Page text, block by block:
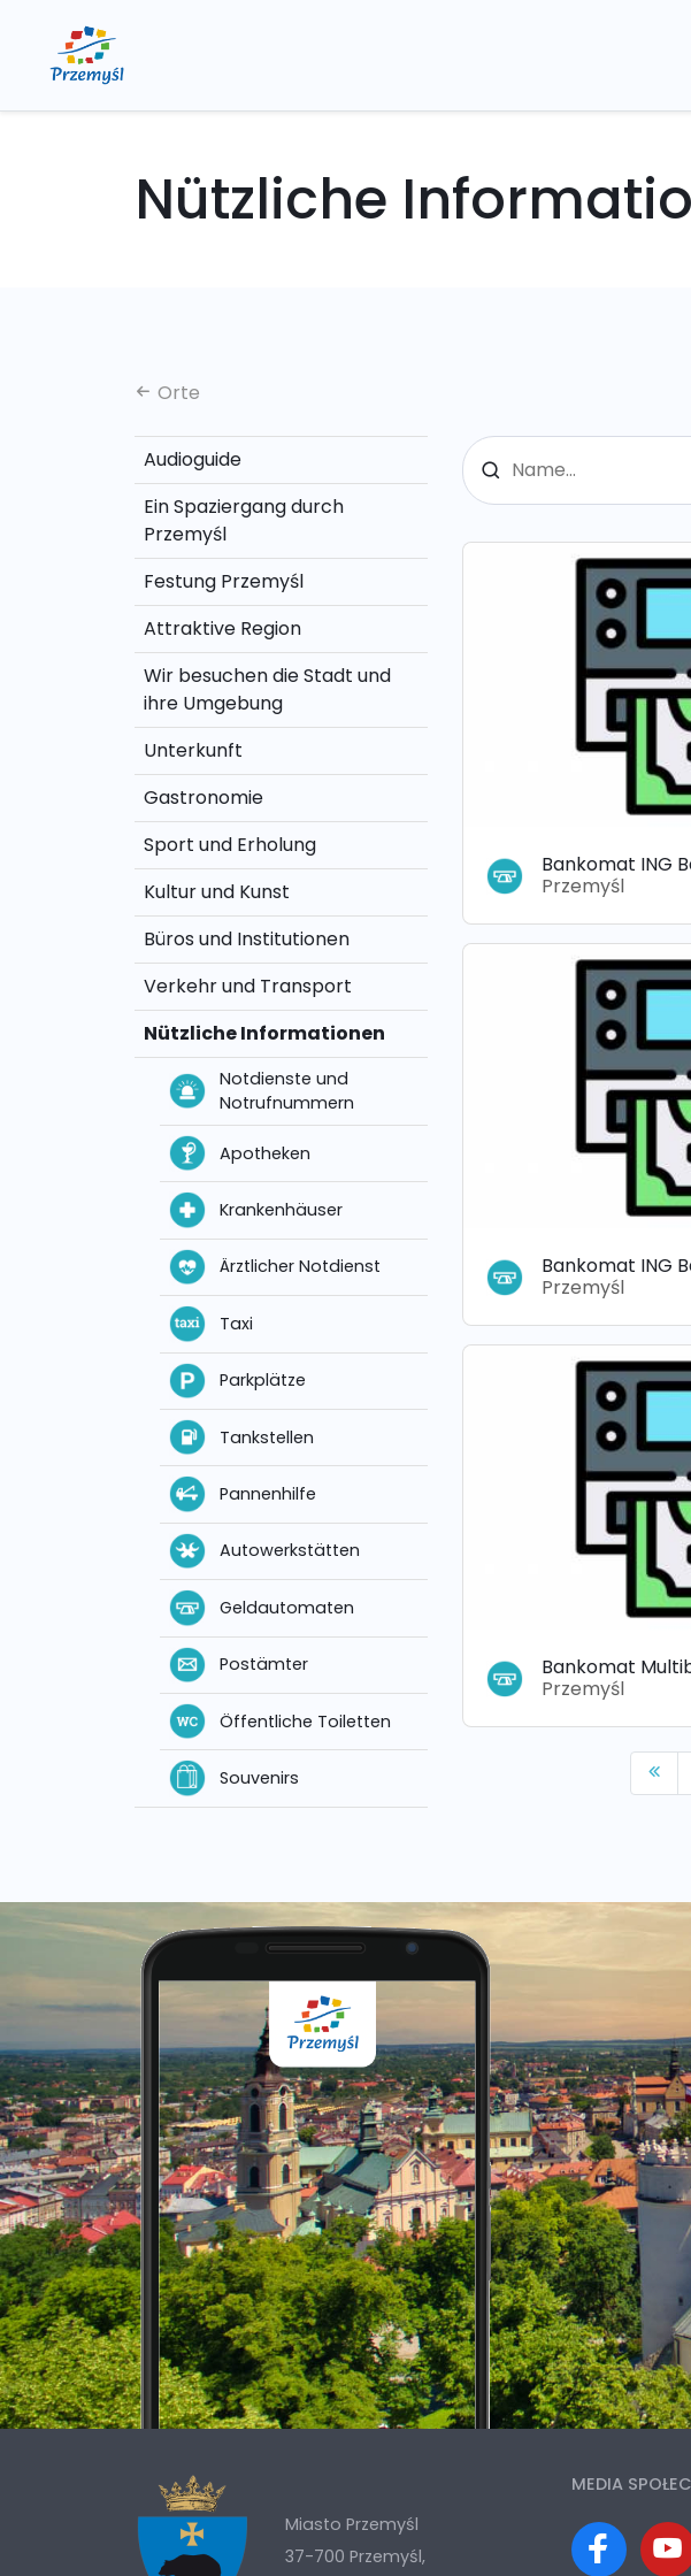
Nützliche
Orte
Bankomat ING
Przemyśl
Bankomat ING
Przemyśl
Bankomat
Przemyśl
Audioguide
Ein Spaziergang durch
Przemyśl
Festung Przemyśl
Attraktive Region
Wir besuchen die Stadt und
ihre Umgebung
Unterkunft
Gastronomie
Sport und Erholung
Kultur und Kunst
Büros und Institutionen
Verkehr und Transport
Nützliche Informationen
Notdienste und
Notrufnummern
Apotheken
Krankenhäuser
Ärztlicher Notdienst
Taxi
Parkplätze
Tankstellen
Pannenhilfe
Autowerkstätten
Geldautomaten
Postämter
Öffentliche Toiletten
Souvenirs
Miasto Przemyśl
37-700 Przemyśl,
MEDIA